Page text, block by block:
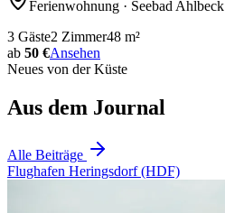
Ferienwohnung · Seebad Ahlbeck
3 Gäste2 Zimmer48 m²
ab 50 €Ansehen
Neues von der Küste
Aus dem Journal
Alle Beiträge
Flughafen Heringsdorf (HDF)